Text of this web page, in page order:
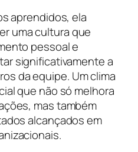
aprendidos, ela
uma cultura que
pessoal e
significativamente a
da equipe. Um clima
que não só melhora
mas também
alcançados em